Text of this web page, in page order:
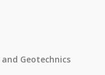
Geotechnics